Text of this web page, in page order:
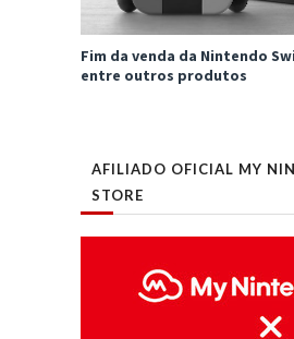
Fim da venda da Nintendo
entre outros produtos
AFILIADO OFICIAL MY
STORE